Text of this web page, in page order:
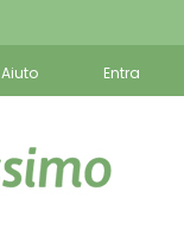
Aiuto Entra